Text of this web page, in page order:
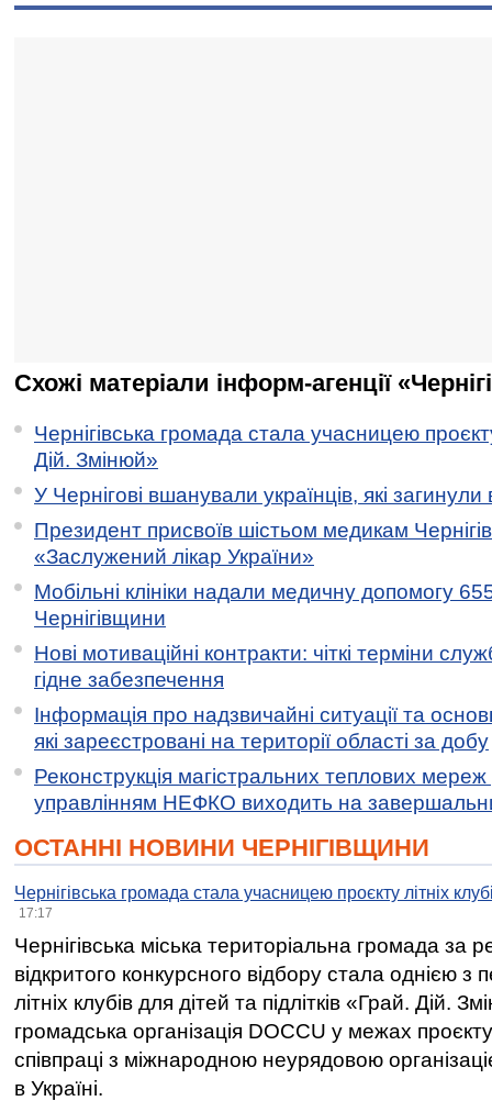
Схожі матеріали інформ-агенції
Чернігівська громада стала учасницею
Дій. Змінюй»
У Чернігові вшанували українців, які загинули
Президент присвоїв шістьом медикам
«Заслужений лікар України»
Мобільні клініки надали медичну допомогу
Чернігівщини
Нові мотиваційні контракти: чіткі терміни
гідне забезпечення
Інформація про надзвичайні ситуації та
які зареєстровані на території області за добу
Реконструкція магістральних теплових мереж
управлінням НЕФКО виходить на
ОСТАННІ НОВИНИ ЧЕРНІГІВЩИНИ
Чернігівська громада стала учасницею проєкту літніх
17:17
Чернігівська міська територіальна громада за
відкритого конкурсного відбору стала однією
літніх клубів для дітей та підлітків «Грай. Дій.
громадська організація DOCCU у межах
співпраці з міжнародною неурядовою
в Україні.